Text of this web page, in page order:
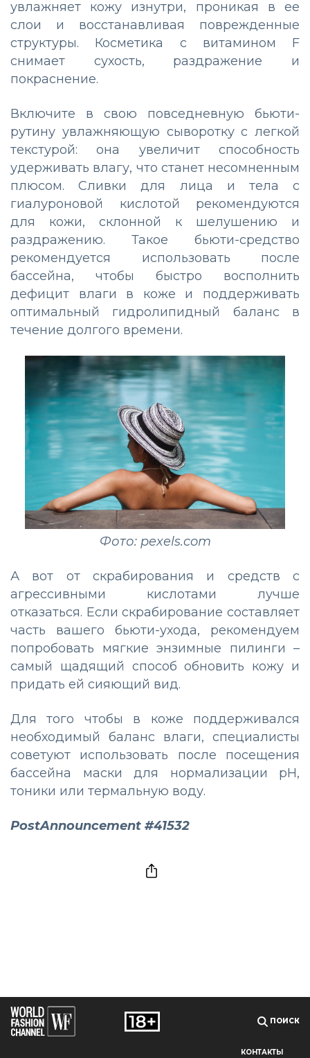
увлажняет кожу изнутри, проникая в ее
слои и восстанавливая поврежденные
структуры. Косметика с витамином F
снимает сухость, раздражение и
покраснение.
Включите в свою повседневную бьюти-
рутину увлажняющую сыворотку с легкой
текстурой: она увеличит способность
удерживать влагу, что станет несомненным
плюсом. Сливки для лица и тела с
гиалуроновой кислотой рекомендуются
для кожи, склонной к шелушению и
раздражению. Такое бьюти-средство
рекомендуется использовать после
бассейна, чтобы быстро восполнить
дефицит влаги в коже и поддерживать
оптимальный гидролипидный баланс в
течение долгого времени.
Фото: pexels.com
А вот от скрабирования и средств с
агрессивными кислотами лучше
отказаться. Если скрабирование составляет
часть вашего бьюти-ухода, рекомендуем
попробовать мягкие энзимные пилинги –
самый щадящий способ обновить кожу и
придать ей сияющий вид.
Для того чтобы в коже поддерживался
необходимый баланс влаги, специалисты
советуют использовать после посещения
бассейна маски для нормализации pH,
тоники или термальную воду.
PostAnnouncement #41532
ПОИСК
КОНТАКТЫ